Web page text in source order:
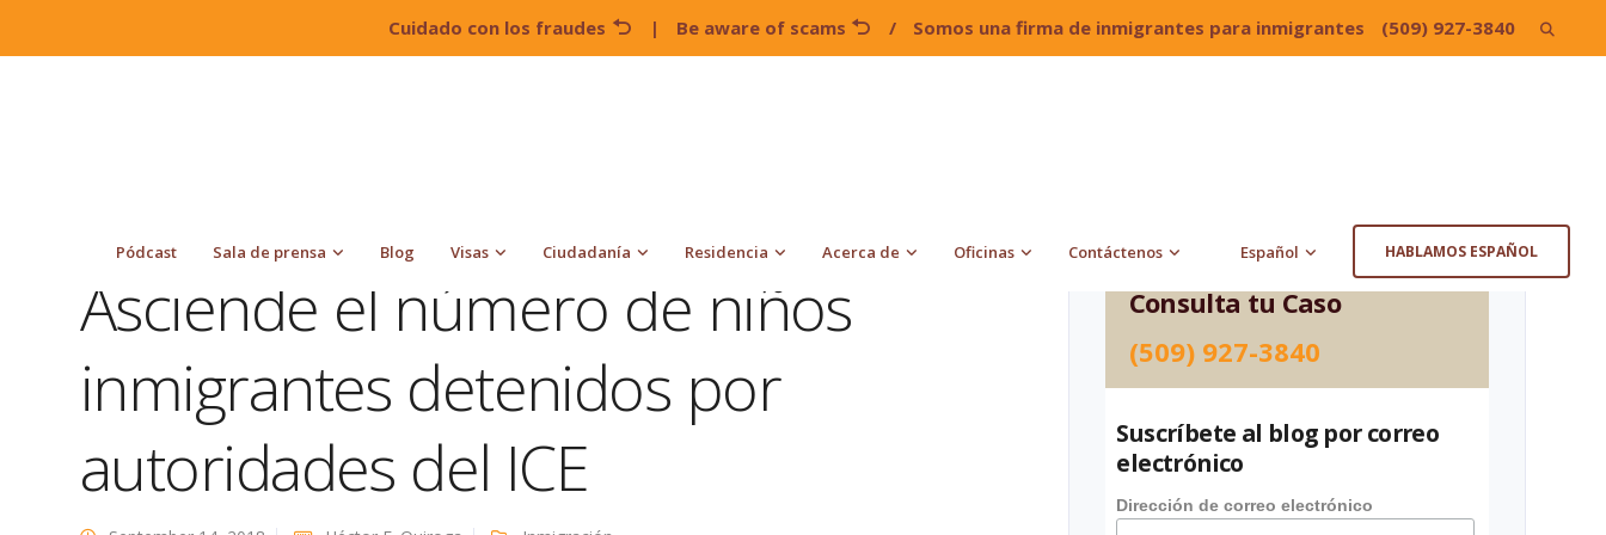
Cuidado con los fraudes | Be aware of scams / Somos una firma de inmigrantes para inmigrantes (509) 927-3840 Search
Pódcast Sala de prensa Blog Visas Ciudadanía Residencia Acerca de Oficinas Contáctenos Español HABLAMOS ESPAÑOL
autoridades del ICE
Asciende el número de niños
inmigrantes detenidos por
autoridades del ICE
Consulta tu Caso
(509) 927-3840
Suscríbete al blog por correo
electrónico
Dirección de correo electrónico